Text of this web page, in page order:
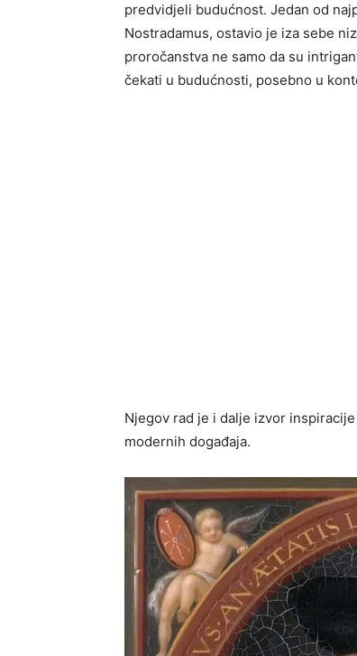
predvidjeli budućnost. Jedan od
Nostradamus, ostavio je iza sebe
proročanstva ne samo da su
čekati u budućnosti, posebno u
Njegov rad je i dalje izvor
modernih događaja.